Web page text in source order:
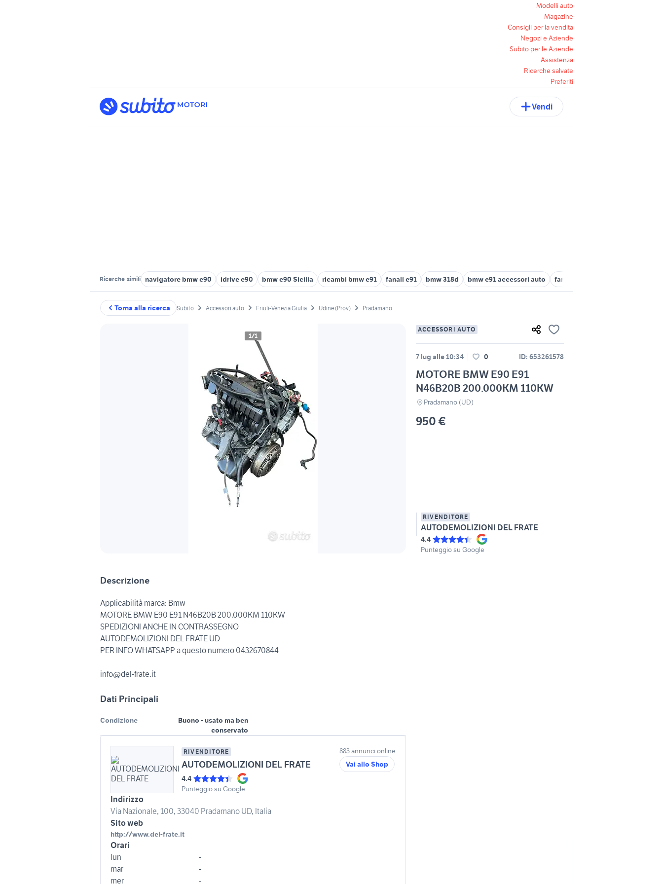
Modelli auto
Magazine
Consigli per la vendita
Negozi e Aziende
Subito per le Aziende
Assistenza
Ricerche salvate
Preferiti
Vendi
Ricerche simili navigatore bmw e90 idrive e90 bmw e90 Sicilia ricambi bmw e91 fanali e91 bmw 318d bmw e91 accessori auto fanali posteriori bmw e90
Torna alla ricerca Subito Accessori auto Friuli-Venezia Giulia Udine (Prov) Pradamano
1/1
ACCESSORI AUTO
7 lug alle 10:34 0 ID: 653261578
MOTORE BMW E90 E91
N46B20B 200.000KM 110KW
Pradamano (UD)
950 €
RIVENDITORE
AUTODEMOLIZIONI DEL FRATE
4.4
Punteggio su Google
Descrizione
Applicabilità marca: Bmw
MOTORE BMW E90 E91 N46B20B 200.000KM 110KW
SPEDIZIONI ANCHE IN CONTRASSEGNO
AUTODEMOLIZIONI DEL FRATE UD
PER INFO WHATSAPP a questo numero 0432670844
Dati Principali
Condizione
Buono - usato ma ben
conservato
RIVENDITORE
AUTODEMOLIZIONI DEL FRATE
4.4
Punteggio su Google
Indirizzo
Via Nazionale, 100, 33040 Pradamano UD, Italia
Sito web
http://www.del-frate.it
Orari
lun
-
mar
-
mer
-
883 annunci online
Vai allo Shop